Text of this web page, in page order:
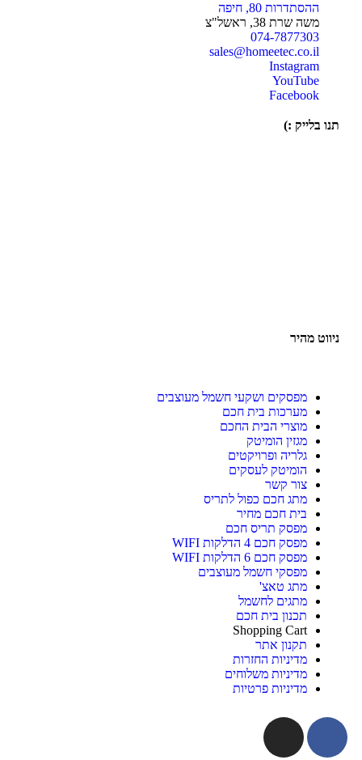
ההסתדרות 80, חיפה
משה שרת 38, ראשל"צ
074-7877303
sales@homeetec.co.il
Instagram
YouTube
Facebook
תנו בלייק :)
ניווט מהיר
מפסקים ושקעי חשמל מעוצבים
מערכות בית חכם
מוצרי הבית החכם
מגזין הומיטק
גלריה ופרויקטים
הומיטק לעסקים
צור קשר
מתג חכם כפול לתריס
בית חכם מחיר
מפסק תריס חכם
מפסק חכם 4 הדלקות WIFI
מפסק חכם 6 הדלקות WIFI
מפסקי חשמל מעוצבים
מתג טאצ'
מתגים לחשמל
תכנון בית חכם
Shopping Cart
תקנון אתר
מדיניות החזרות
מדיניות משלוחים
מדיניות פרטיות